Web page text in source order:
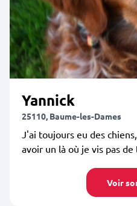
Yannick
25110, Baume-les-Dames
J'ai toujours eu des
avoir un là où je vis pas de
Voir